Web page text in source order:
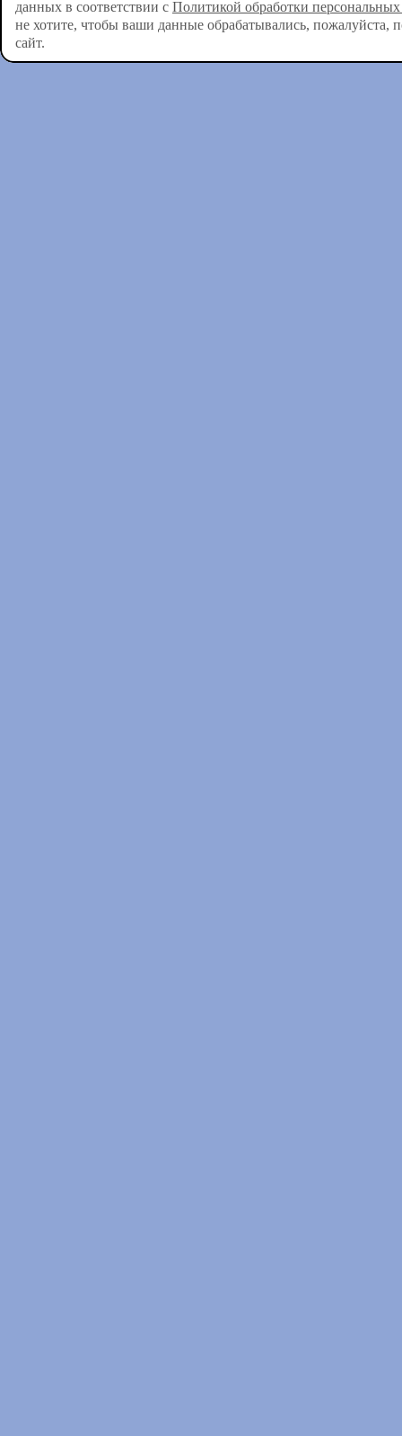
данных в соответствии с Политикой обработки
не хотите, чтобы ваши данные обрабатывались, пожалуйста,
сайт.